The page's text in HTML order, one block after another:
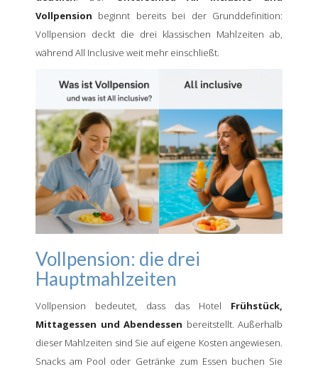
Vollpension beginnt bereits bei der Grunddefinition:
Vollpension deckt die drei klassischen Mahlzeiten ab,
während All Inclusive weit mehr einschließt.
Vollpension: die drei
Hauptmahlzeiten
Vollpension bedeutet, dass das Hotel Frühstück,
Mittagessen und Abendessen bereitstellt. Außerhalb
dieser Mahlzeiten sind Sie auf eigene Kosten angewiesen.
Snacks am Pool oder Getränke zum Essen buchen Sie